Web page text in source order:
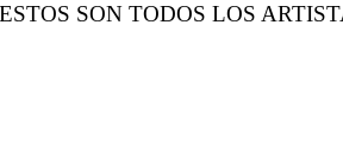
SON TODOS LOS